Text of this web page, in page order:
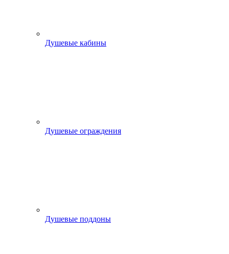
Душевые кабины
Душевые ограждения
Душевые поддоны